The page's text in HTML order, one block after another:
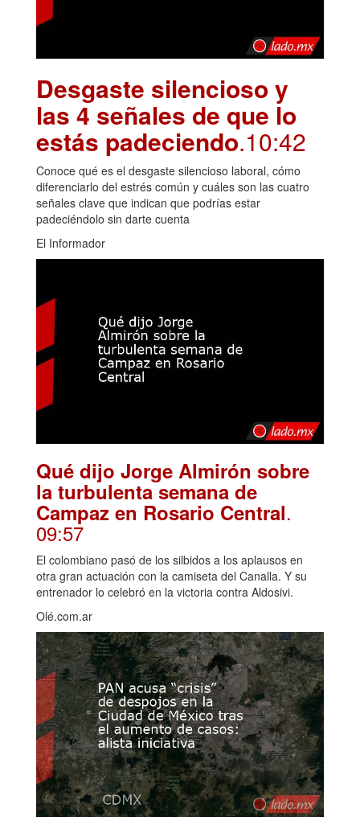
Desgaste silencioso y
las 4 señales de que lo
estás padeciendo.10:42
Conoce qué es el desgaste silencioso laboral, cómo
diferenciarlo del estrés común y cuáles son las cuatro
señales clave que indican que podrías estar
padeciéndolo sin darte cuenta
El Informador
Qué dijo Jorge Almirón sobre
la turbulenta semana de
Campaz en Rosario Central.
09:57
El colombiano pasó de los silbidos a los aplausos en
otra gran actuación con la camiseta del Canalla. Y su
entrenador lo celebró en la victoria contra Aldosivi.
Olé.com.ar